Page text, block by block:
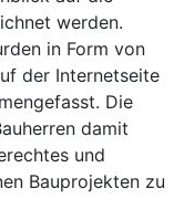
werden.
in Form von
der Internetseite
Die
damit
und
Bauprojekten zu